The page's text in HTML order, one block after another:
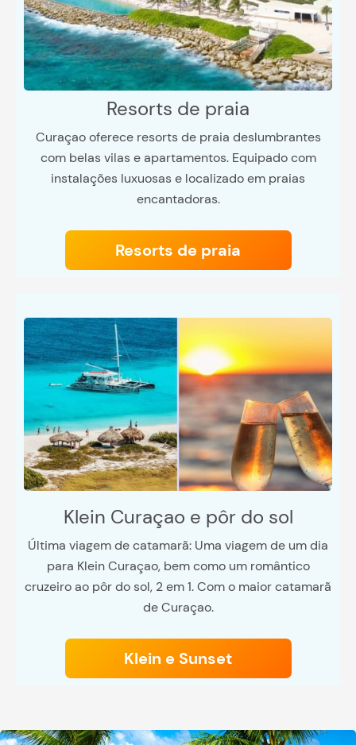
Resorts de praia
Curaçao oferece resorts de praia deslumbrantes
com belas vilas e apartamentos. Equipado com
instalações luxuosas e localizado em praias
encantadoras.
Resorts de praia
Klein Curaçao e pôr do sol
Última viagem de catamarã: Uma viagem de um dia
para Klein Curaçao, bem como um romântico
cruzeiro ao pôr do sol, 2 em 1. Com o maior catamarã
de Curaçao.
Klein e Sunset